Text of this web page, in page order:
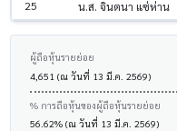
25 น.ส. จินตนา แซ่ห่าน
ผู้ถือหุ้นรายย่อย
4,651 (ณ วันที่ 13 มี.ค. 2569)
% การถือหุ้นของผู้ถือหุ้นรายย่อย
56.62% (ณ วันที่ 13 มี.ค. 2569)